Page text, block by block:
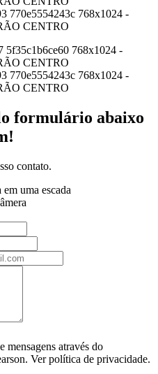
formulário abaixo
contato.
mensagens através do
Ver política de privacidade.